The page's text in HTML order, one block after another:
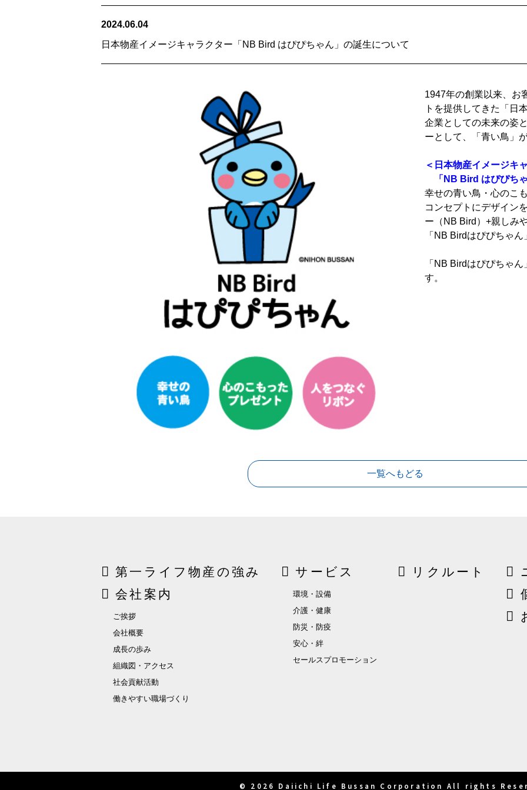
2024.06.04
日本物産イメージキャラクター「NB Bird はぴぴちゃん」の誕生について
1947年の創業以来、お
トを提供してきた「日
企業としての未来の姿
ーとして、「青い鳥」
＜日本物産イメージキ
「NB Bird はぴぴち
幸せの青い鳥・心のこ
コンセプトにデザイン
ー（NB Bird）+親しみ
「NB Birdはぴぴちゃ
「NB Birdはぴぴちゃ
す。
一覧へもどる
第一ライフ物産の強み
会社案内
ご挨拶
会社概要
成長の歩み
組織図・アクセス
社会貢献活動
働きやすい職場づくり
サービス
環境・設備
介護・健康
防災・防疫
安心・絆
セールスプロモーション
リクルート
© 2026 Daiichi Life Bussan Corporation All rights